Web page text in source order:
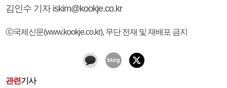
김인수 기자 iskim@kookje.co.kr
ⓒ국제신문(www.kookje.co.kr), 무단 전재 및 재배포 금지
관련기사